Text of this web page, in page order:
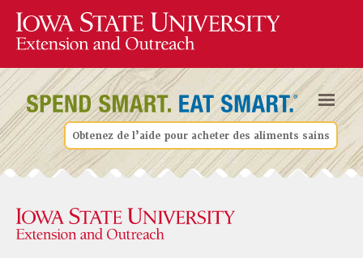
Obtenez de l’aide pour acheter des aliments sains